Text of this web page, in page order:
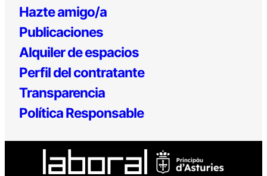
Hazte amigo/a
Publicaciones
Alquiler de espacios
Perfil del contratante
Transparencia
Política Responsable